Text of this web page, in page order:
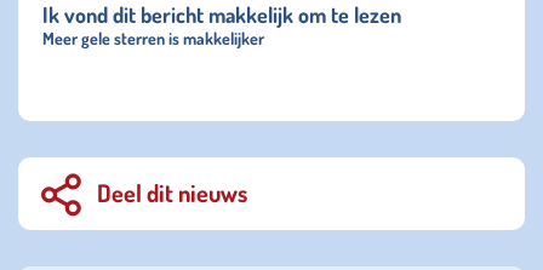
Ik vond dit bericht makkelijk om te lezen
Meer gele sterren is makkelijker
Deel dit nieuws